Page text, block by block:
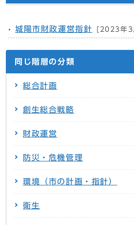
城陽市財政運営指針 [2023年3
同じ階層の分類
総合計画
創生総合戦略
財政運営
防災・危機管理
環境（市の計画・指針）
衛生